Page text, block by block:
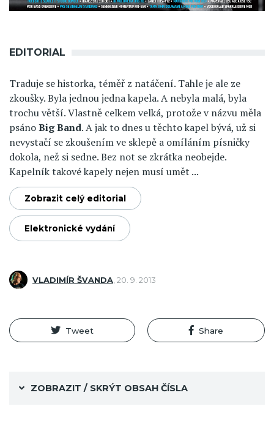
EDITORIAL
Traduje se historka, téměř z natáčení. Tahle je ale ze
zkoušky. Byla jednou jedna kapela. A nebyla malá, byla
trochu větší. Vlastně celkem velká, protože v názvu měla
psánoBig Band. A jak to dnes u těchto kapel bývá, už si
nevystačí se zkoušením ve sklepě a omíláním písničky
dokola, než si sedne. Bez not se zkrátka neobejde.
Kapelník takové kapely nejen musí umět ...
Zobrazit celý editorial
Elektronické vydání
VLADIMÍR ŠVANDA 20. 9. 2013
Tweet Share
ZOBRAZIT / SKRÝT OBSAH ČÍSLA